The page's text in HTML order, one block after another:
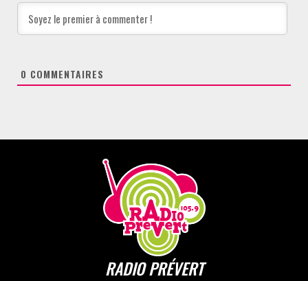
0 COMMENTAIRES
RADIO PRÉVERT